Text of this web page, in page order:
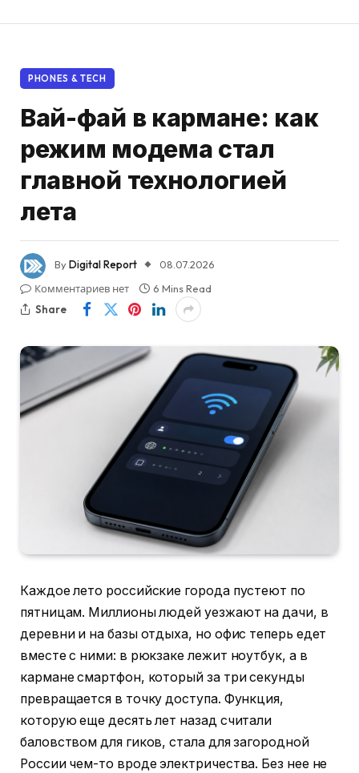
PHONES & TECH
Вай-фай в кармане: как
режим модема стал
главной технологией
лета
ByDigital Report
08.07.2026
Комментариев нет
6 Mins Read
Share
Каждое лето российские города пустеют по
пятницам. Миллионы людей уезжают на дачи, в
деревни и на базы отдыха, но офис теперь едет
вместе с ними: в рюкзаке лежит ноутбук, а в
кармане смартфон, который за три секунды
превращается в точку доступа. Функция,
которую еще десять лет назад считали
баловством для гиков, стала для загородной
России чем-то вроде электричества. Без нее не